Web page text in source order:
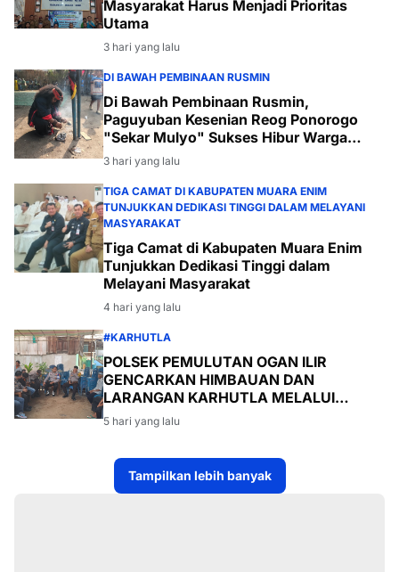
Masyarakat Harus Menjadi Prioritas
Utama
3 hari yang lalu
DI BAWAH PEMBINAAN RUSMIN
Di Bawah Pembinaan Rusmin,
Paguyuban Kesenian Reog Ponorogo
"Sekar Mulyo" Sukses Hibur Warga
Desa Payabakal
3 hari yang lalu
TIGA CAMAT DI KABUPATEN MUARA ENIM
TUNJUKKAN DEDIKASI TINGGI DALAM MELAYANI
MASYARAKAT
Tiga Camat di Kabupaten Muara Enim
Tunjukkan Dedikasi Tinggi dalam
Melayani Masyarakat
4 hari yang lalu
#KARHUTLA
POLSEK PEMULUTAN OGAN ILIR
GENCARKAN HIMBAUAN DAN
LARANGAN KARHUTLA MELALUI
PROGRAM TSKD (TOURING SAMBANG
KE DESA-DESA
5 hari yang lalu
Tampilkan lebih banyak